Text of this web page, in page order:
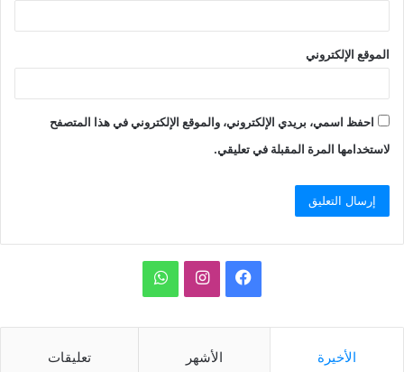
الموقع الإلكتروني
احفظ اسمي، بريدي الإلكتروني، والموقع الإلكتروني في هذا المتصفح
لاستخدامها المرة المقبلة في تعليقي.
س
الأخيرة الأشهر تعليقات